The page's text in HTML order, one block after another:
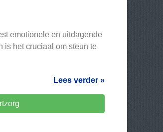
emotionele en uitdagende
is het cruciaal om steun te
Lees verder »